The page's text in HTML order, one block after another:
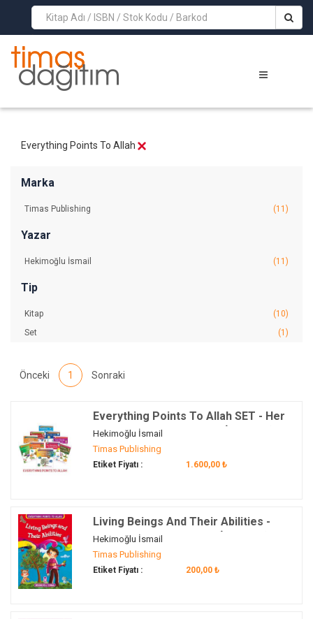
>
Everything Points To Allah
Marka
Timas Publishing (11)
Yazar
Hekimoğlu İsmail (11)
Tip
Kitap
(10)
Set
(1)
Önceki 1 Sonraki
Everything Points To Allah SET - Her
Şey Allahı Anlatıyor SET (İngilizce)
Hekimoğlu İsmail
Timas Publishing
Etiket Fiyatı : 1.600,00 ₺
Living Beings And Their Abilities -
Canlılar ve Yetenekleri (İngilizce)
Hekimoğlu İsmail
Timas Publishing
Etiket Fiyatı : 200,00 ₺